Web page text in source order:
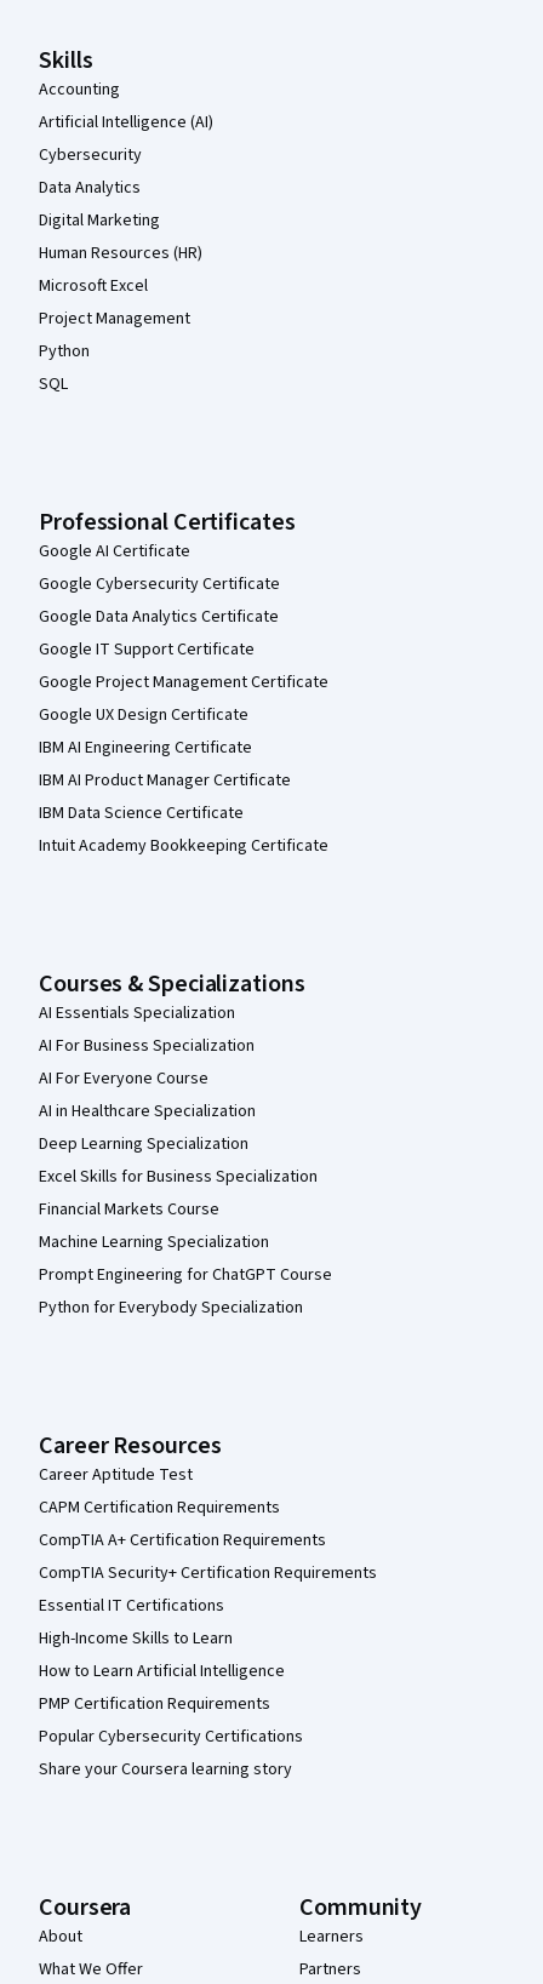
Skills
Accounting
Artificial Intelligence (AI)
Cybersecurity
Data Analytics
Digital Marketing
Human Resources (HR)
Microsoft Excel
Project Management
Python
SQL
Professional Certificates
Google AI Certificate
Google Cybersecurity Certificate
Google Data Analytics Certificate
Google IT Support Certificate
Google Project Management Certificate
Google UX Design Certificate
IBM AI Engineering Certificate
IBM AI Product Manager Certificate
IBM Data Science Certificate
Intuit Academy Bookkeeping Certificate
Courses & Specializations
AI Essentials Specialization
AI For Business Specialization
AI For Everyone Course
AI in Healthcare Specialization
Deep Learning Specialization
Excel Skills for Business Specialization
Financial Markets Course
Machine Learning Specialization
Prompt Engineering for ChatGPT Course
Python for Everybody Specialization
Career Resources
Career Aptitude Test
CAPM Certification Requirements
CompTIA A+ Certification Requirements
CompTIA Security+ Certification Requirements
Essential IT Certifications
High-Income Skills to Learn
How to Learn Artificial Intelligence
PMP Certification Requirements
Popular Cybersecurity Certifications
Share your Coursera learning story
Coursera
About
What We Offer
Community
Learners
Partners